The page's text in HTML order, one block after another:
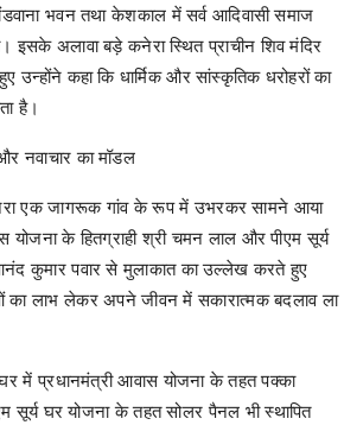
भवन तथा केशकाल में सर्व आदिवासी समाज
इसके अलावा बड़े कनेरा स्थित प्राचीन शिव मंदिर
उन्होंने कहा कि धार्मिक और सांस्कृतिक धरोहरों का
है।
नवाचार का मॉडल
एक जागरूक गांव के रूप में उभरकर सामने आया
योजना के हितग्राही श्री चमन लाल और पीएम सूर्य
कुमार पवार से मुलाकात का उल्लेख करते हुए
का लाभ लेकर अपने जीवन में सकारात्मक बदलाव ला
में प्रधानमंत्री आवास योजना के तहत पक्का
सूर्य घर योजना के तहत सोलर पैनल भी स्थापित